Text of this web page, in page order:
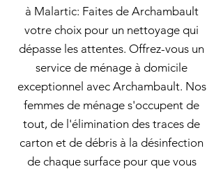
à Malartic: Faites de Archambault
votre choix pour un nettoyage qui
dépasse les attentes. Offrez-vous un
service de ménage à domicile
exceptionnel avec Archambault. Nos
femmes de ménage s'occupent de
tout, de l'élimination des traces de
carton et de débris à la désinfection
de chaque surface pour que vous